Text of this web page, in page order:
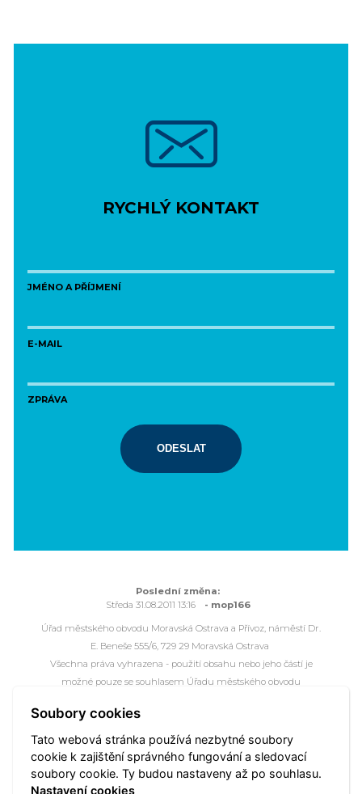
RYCHLÝ KONTAKT
JMÉNO A PŘÍJMENÍ
E-MAIL
ZPRÁVA
ODESLAT
Poslední změna:
Středa 31.08.2011 13:16
- mop166
Úřad městského obvodu Moravská Ostrava a Přívoz, náměstí Dr.
E. Beneše 555/6, 729 29 Moravská Ostrava
Všechna práva vyhrazena - použití obsahu nebo jeho částí je
možné pouze se souhlasem Úřadu městského obvodu
Webové stránky jsou ve správě společnosti
Mapa portálu Přístupnost Kontakt Webmaster
Vyhledat Nastavení cookies
Soubory cookies
Tato webová stránka používá nezbytné soubory
cookie k zajištění správného fungování a sledovací
soubory cookie. Ty budou nastaveny až po souhlasu.
Nastavení cookies